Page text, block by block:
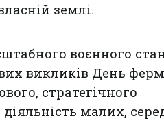
землі.
воєнного
викликів День
стратегічного
малих,